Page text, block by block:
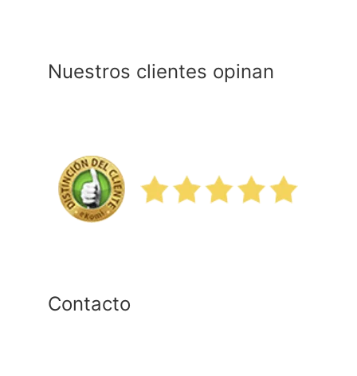
Nuestros clientes opinan
Contacto